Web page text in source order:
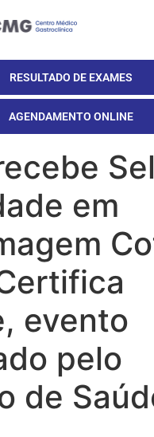
RESULTADO DE EXAMES
AGENDAMENTO ONLINE
em
evento
pelo
de